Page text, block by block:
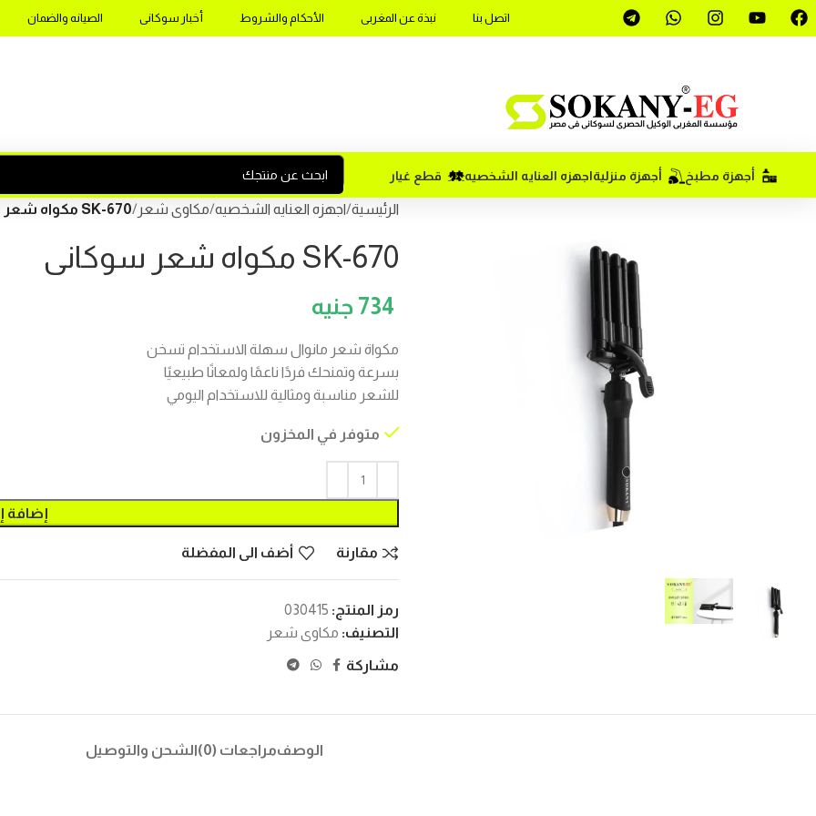
اتصل بنا نبذة عن المغربى الأحكام والشروط أخبار سوكانى الصيانه والضمان
أجهزة مطبخ أجهزة منزليةاجهزه العنايه الشخصيه قطع غيار
الرئيسية اجهزه العنايه الشخصيه مكاوى شعر SK-670 مكواه شعر سوكانى
SK-670 مكواه شعر سوكانى
734
مكواة شعر مانوال سهلة الاستخدام تسخن
بسرعة وتمنحك فردًا ناعمًا ولمعانًا طبيعيًا
للشعر مناسبة ومثالية للاستخدام اليومي
متوفر في المخزون
إضافة
مقارنة أضف الى المفضلة
رمز المنتج: 030415
التصنيف: مكاوى شعر
مشاركة
الوصفمراجعات (0) الشحن والتوصيل